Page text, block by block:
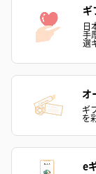
紅茶・コーヒ
紅茶・コーヒー
への＋αにおすす
ギ
日
手
選
オ
ギ
を
e